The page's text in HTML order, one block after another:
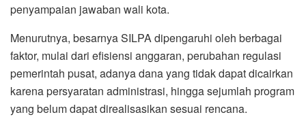
penyampaian jawaban wali kota.
Menurutnya, besarnya SILPA dipengaruhi oleh berbagai
faktor, mulai dari efisiensi anggaran, perubahan regulasi
pemerintah pusat, adanya dana yang tidak dapat dicairkan
karena persyaratan administrasi, hingga sejumlah program
yang belum dapat direalisasikan sesuai rencana.